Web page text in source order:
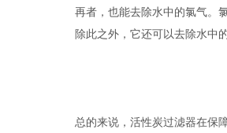
再者，也能去除水中的氯气。氯
除此之外，它还可以去除水中的
总的来说，活性炭过滤器在保障